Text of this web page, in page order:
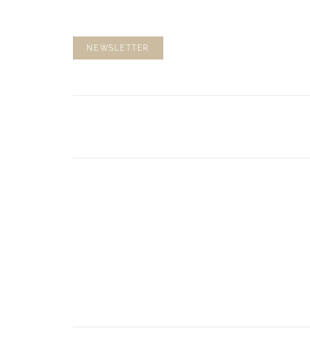
NEWSLETTER